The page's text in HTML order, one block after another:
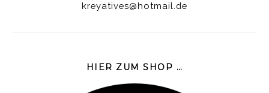
kreyatives@hotmail.de
HIER ZUM SHOP …